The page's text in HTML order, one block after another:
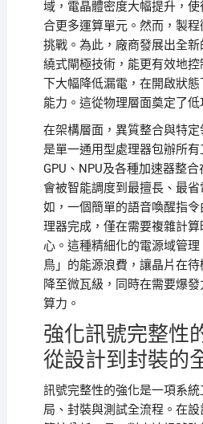
域，電晶體密度大幅提升，
合更多運算單元。然而，製
挑戰。為此，廠商發展出全
繞式閘極技術，能更有效地
下大幅降低漏電，在開啟狀
能力。這從物理層面奠定了低
在架構層面，異質整合與特
是單一通用型處理器包辦所有
GPU、NPU及各種加速器整
會被智能調度到最擅長、最
如，一個簡單的語音喚醒指
理器完成，僅在需要複雜計
心。這種精細化的電源域管
鳥」的能源浪費，讓晶片在
降至微瓦級，同時在需要爆
算力。
強化訊號完整性
從設計到封裝的
訊號完整性的強化是一項系
局、封裝與測試全流程。在